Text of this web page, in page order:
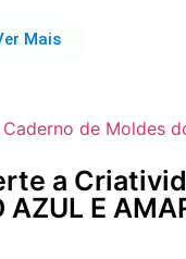
Mais
a
AZUL E